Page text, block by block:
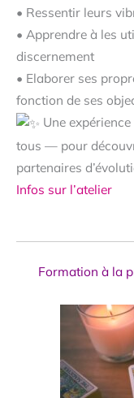
• Ressentir leurs
• Apprendre à les
discernement
• Elaborer ses
fonction de ses
Une
tous — pour
partenaires
Infos sur l’atelier
Formation à la